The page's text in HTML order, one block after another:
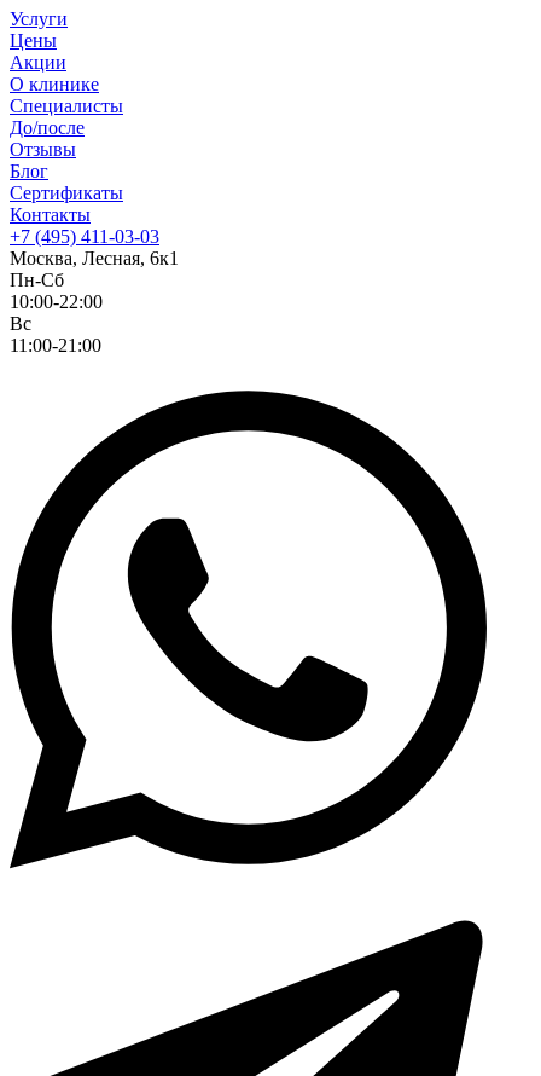
Услуги
Цены
Акции
О клинике
Специалисты
До/после
Отзывы
Блог
Сертификаты
Контакты
+7 (495) 411-03-03
Москва, Лесная, 6к1
Пн-Сб
10:00-22:00
Вс
11:00-21:00